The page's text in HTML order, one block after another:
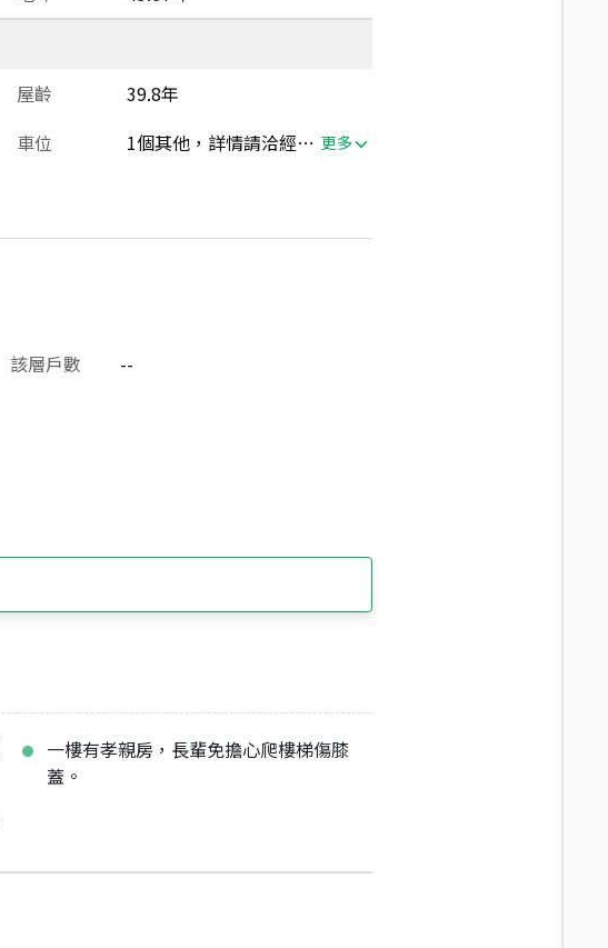
屋齡
39.8年
車位 1個其他，詳情請洽經紀人員 更多
該層戶數
--
一樓有孝親房，長輩免擔心爬樓梯傷膝
蓋。